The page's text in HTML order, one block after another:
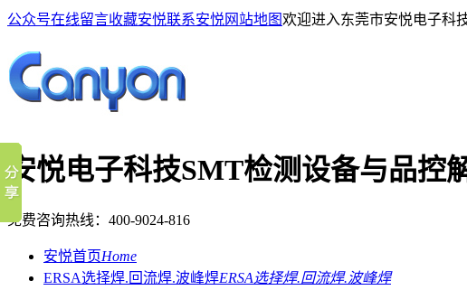
公众号在线留言收藏安悦联系安悦 网站地图欢迎进入东莞市安悦电子科
安悦电子科技SMT检测设备与品控
免费咨询热线： 400-9024-816
安悦首页Home
ERSA选择焊.回流焊.波峰焊ERSA选择焊.回流焊.波峰焊